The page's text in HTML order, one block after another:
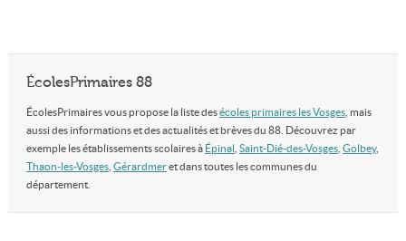
ÉcolesPrimaires 88
ÉcolesPrimaires vous propose la liste desécoles primaires les Vosges, mais
aussi des informations et des actualités et brèves du 88. Découvrez par
exemple les établissements scolaires à Épinal Saint-Dié-des-Vosges, Golbey,
Thaon-les-Vosges, Gérardmeret dans toutes les communes du
département.